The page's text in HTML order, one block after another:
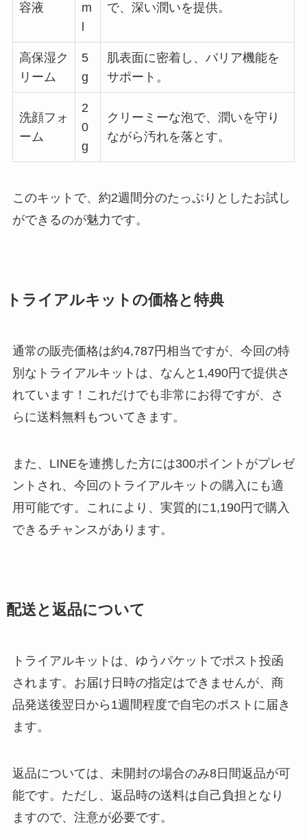
容液
m
で、深い潤いを提供。
高保湿ク
リーム
5
g
肌表面に密着し、バリア機能を
サポート。
洗顔フォ
ーム
2
0
g
クリーミーな泡で、潤いを守り
ながら汚れを落とす。
このキットで、約2週間分のたっぷりとしたお試し
ができるのが魅力です。
トライアルキットの価格と特典
通常の販売価格は約4,787円相当ですが、今回の特
別なトライアルキットは、なんと1,490円で提供さ
れています！これだけでも非常にお得ですが、さ
らに送料無料もついてきます。
また、LINEを連携した方には300ポイントがプレゼ
ントされ、今回のトライアルキットの購入にも適
用可能です。これにより、実質的に1,190円で購入
できるチャンスがあります。
配送と返品について
トライアルキットは、ゆうパケットでポスト投函
されます。お届け日時の指定はできませんが、商
品発送後翌日から1週間程度で自宅のポストに届き
ます。
返品については、未開封の場合のみ8日間返品が可
能です。ただし、返品時の送料は自己負担となり
ますので、注意が必要です。